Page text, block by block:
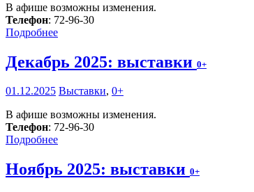
В афише возможны изменения.
Телефон: 72-96-30
Подробнее
Декабрь 2025: выставки 0+
01.12.2025 Выставки, 0+
В афише возможны изменения.
Телефон: 72-96-30
Подробнее
Ноябрь 2025: выставки 0+